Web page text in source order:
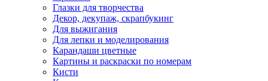
Глазки для творчества
Декор, декупаж, скрапбукинг
Для выжигания
Для лепки и моделирования
Карандаши цветные
Картины и раскраски по номерам
Кисти